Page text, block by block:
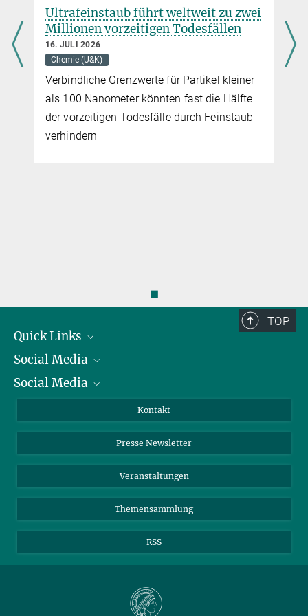
Ultrafeinstaub führt weltweit zu zwei
Millionen vorzeitigen Todesfällen
16. JULI 2026
Chemie (U&K)
Verbindliche Grenzwerte für Partikel kleiner
als 100 Nanometer könnten fast die Hälfte
der vorzeitigen Todesfälle durch Feinstaub
verhindern
◼
TOP
Quick Links
Präsident
Zahlen und Fakten
Meldestelle Fehlverhalten
Social Media
Bluesky
TikTok
Social Media
Instagram
YouTube
Kontakt
Presse Newsletter
Veranstaltungen
Themensammlung
RSS